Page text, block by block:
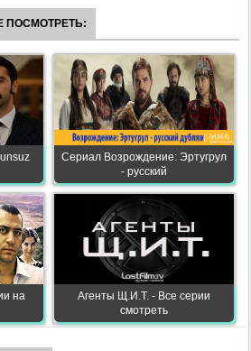
ПОСМОТРЕТЬ:
Сериал Возрождение: Эртугрул
- русский
на
Агенты Щ.И.Т. - Все серии
смотреть